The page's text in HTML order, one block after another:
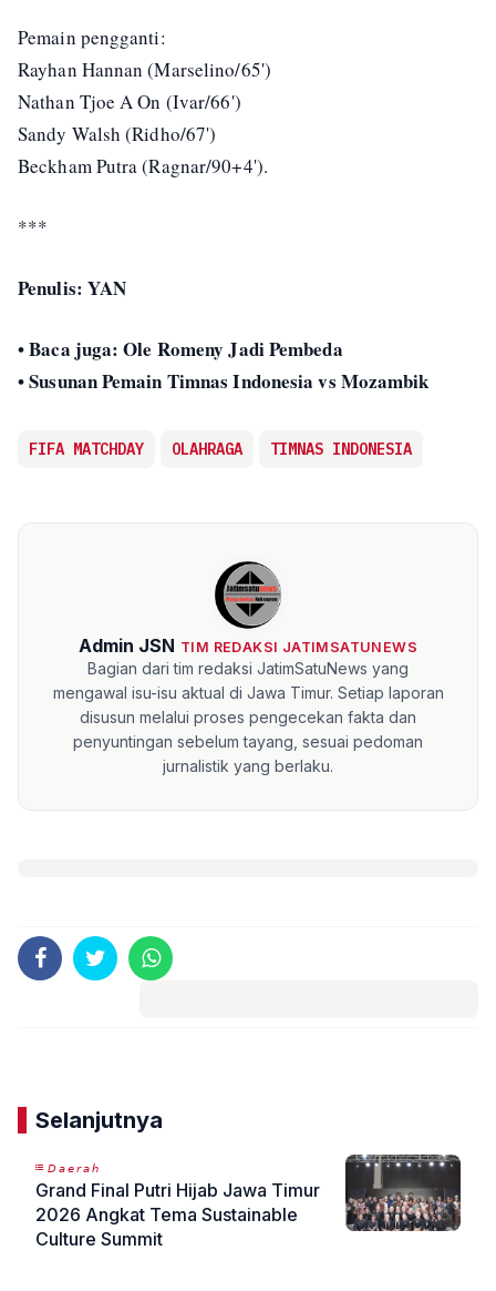
Pemain pengganti:
Rayhan Hannan (Marselino/65')
Nathan Tjoe A On (Ivar/66')
Sandy Walsh (Ridho/67')
Beckham Putra (Ragnar/90+4').
***
Penulis: YAN
• Baca juga: Ole Romeny Jadi Pembeda
• Susunan Pemain Timnas Indonesia vs Mozambik
FIFA MATCHDAY OLAHRAGA TIMNAS INDONESIA
Admin JSN TIM REDAKSI JATIMSATUNEWS
Bagian dari tim redaksi JatimSatuNews yang
mengawal isu-isu aktual di Jawa Timur. Setiap laporan
disusun melalui proses pengecekan fakta dan
penyuntingan sebelum tayang, sesuai pedoman
jurnalistik yang berlaku.
Selanjutnya
𝘋𝘢𝘦𝘳𝘢𝘩
Grand Final Putri Hijab Jawa Timur
2026 Angkat Tema Sustainable
Culture Summit